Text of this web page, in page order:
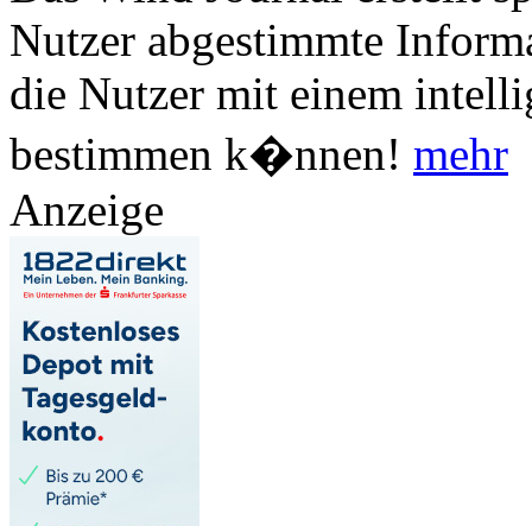
Nutzer abgestimmte
die Nutzer mit einem
bestimmen k�nnen! mehr
Anzeige